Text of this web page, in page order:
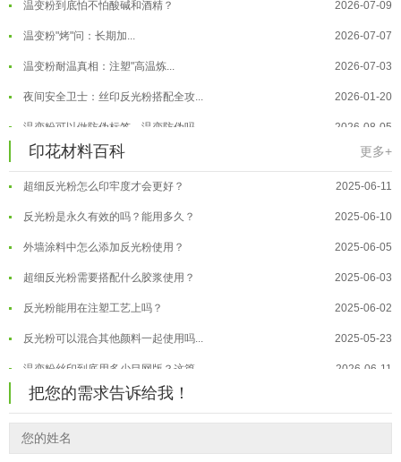
温变粉"烤"问：长期加... 2026-07-07
温变粉耐温真相：注塑"高温炼... 2026-07-03
夜间安全卫士：丝印反光粉搭配全攻... 2026-01-20
温变粉可以做防伪标签、温变防伪吗... 2026-08-05
温变粉适合做热变还是冷变？ 2026-08-04
温变粉注塑后表面翻车？粗糙、颗粒... 2026-07-28
温变粉保质期有多久？开封后如何保... 2026-07-20
温变粉大批量保存指南｜做对这几步... 2026-07-17
温变粉"罢工"指南：为... 2026-07-10
温变粉到底怕不怕酸碱和酒精？ 2026-07-09
温变粉"烤"问：长期加... 2026-07-07
温变粉耐温真相：注塑"高温炼... 2026-07-03
夜间安全卫士：丝印反光粉搭配全攻...
印花材料百科 更多+
温变粉丝印到底用多少目网版？这篇... 2026-06-11
反光粉太久不用结块要怎么处理？ 2025-07-11
印花温变粉最适合用在什么行业上呢... 2025-06-20
油性反光粉怎么印花效果最好？ 2025-06-18
超细反光粉怎么印牢度才会更好？ 2025-06-11
反光粉是永久有效的吗？能用多久？ 2025-06-10
外墙涂料中怎么添加反光粉使用？ 2025-06-05
超细反光粉需要搭配什么胶浆使用？ 2025-06-03
反光粉能用在注塑工艺上吗？ 2025-06-02
反光粉可以混合其他颜料一起使用吗... 2025-05-23
温变粉丝印到底用多少目网版？这篇... 2026-06-11
反光粉太久不用结块要怎么处理？
印花温变粉最适合用在什么行业上呢... 2025-06-20
油性反光粉怎么印花效果最好？ 2025-06-18
把您的需求告诉给我！